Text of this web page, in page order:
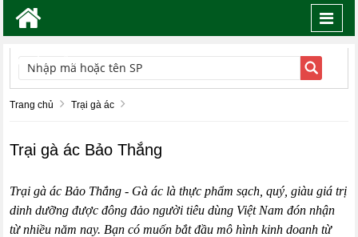
TÌM KIẾM
Trang chủ Trại gà ác
Trại gà ác Bảo Thắng
Trại gà ác Bảo Thắng- Gà ác là thực phẩm sạch, quý, giàu giá trị
dinh dưỡng được đông đảo người tiêu dùng Việt Nam đón nhận
từ nhiều năm nay. Bạn có muốn bắt đầu mô hình kinh doanh từ